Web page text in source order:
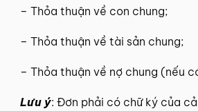
– Thỏa thuận về con chung;
– Thỏa thuận về tài sản chung;
– Thỏa thuận về nợ chung (nếu
Lưu ý: Đơn phải có chữ ký của